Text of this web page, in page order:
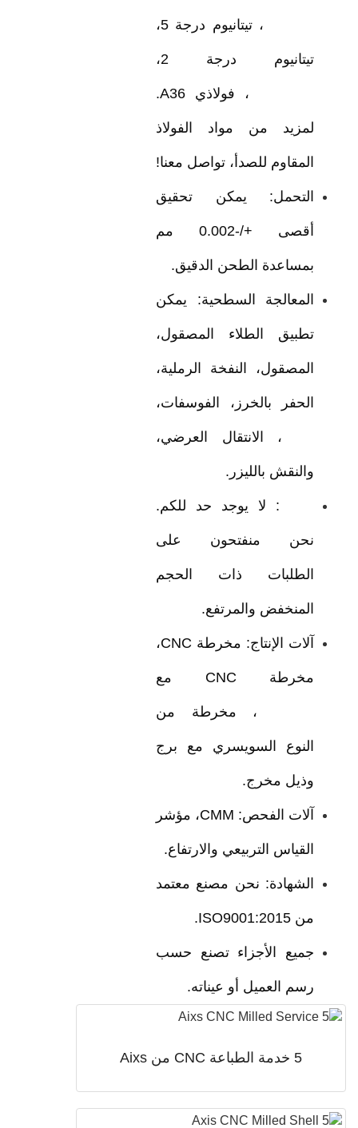
C26800، تيتانيوم درجة 5،
Steel4140، فولاذي A36.
لمزيد من مواد الفولاذ
المقاوم للصدأ، تواصل معنا!
التحمل: يمكن تحقيق
أقصى +/-0.002 مم
بمساعدة الطحن الدقيق.
المعالجة السطحية: يمكن
تطبيق الطلاء المصقول،
المصقول، النفخة الرملية،
الحفر بالخرز، الفوسفات،
QPQ، الانتقال العرضي،
والنقش بالليزر.
MOQ: لا يوجد حد للكم.
نحن منفتحون على
الطلبات ذات الحجم
المنخفض والمرتفع.
آلات الإنتاج: مخرطة CNC،
مخرطة CNC مع
Ironhand، مخرطة من
النوع السويسري مع برج
وذيل مخرج.
آلات الفحص: CMM، مؤشر
القياس التربيعي والارتفاع.
الشهادة: نحن مصنع معتمد
جميع الأجزاء تصنع حسب
رسم العميل أو عيناته.